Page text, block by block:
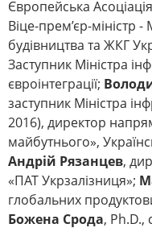
Європейська
Віце-прем’єр-міністр -
будівництва та ЖКГ
Заступник Міністра
євроінтеграції;
заступник Міністра
2016), директор
майбутнього»,
Андрій Рязанцев,
«ПАТ Укрзалізниця»;
глобальних
Божена Срода, Ph.D.,